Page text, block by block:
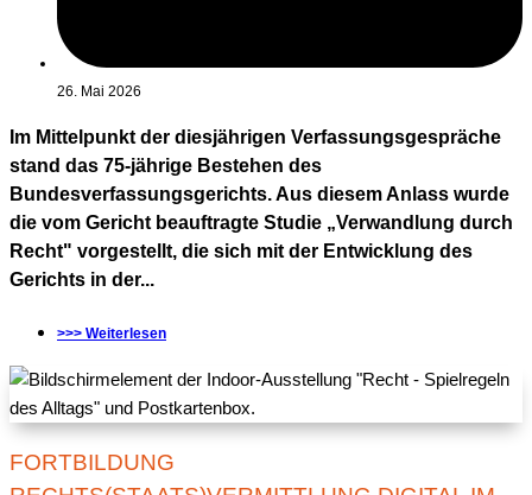
26. Mai 2026
Im Mittelpunkt der diesjährigen Verfassungsgespräche
stand das 75-jährige Bestehen des
Bundesverfassungsgerichts. Aus diesem Anlass wurde
die vom Gericht beauftragte Studie „Verwandlung durch
Recht" vorgestellt, die sich mit der Entwicklung des
Gerichts in der...
>>> Weiterlesen
FORTBILDUNG